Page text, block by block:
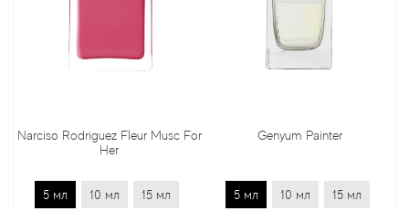
Rodriguez Fleur Musc For
10 мл 15 мл
Genyum Painter
10 мл 15 мл